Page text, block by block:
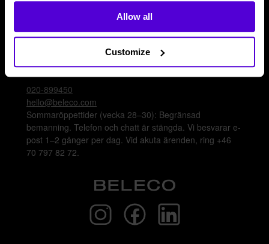
Allow all
Customize
Nå oss via telefon, e-post eller chatt för att få
inredningshjälp eller svar på frågor gällande våra olika
lösningar.
020-899450
hello@beleco.com
Sommaröppettider (vecka 28–30): Begränsad
bemanning. Telefon och chatt är stängda. Vi besvarar e-
post 1–2 gånger per dag. Vid akuta ärenden, ring +46
70 797 82 72.